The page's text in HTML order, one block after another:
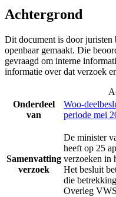
Achtergrond
Dit document is door juristen
openbaar gemaakt. Die
gevraagd om interne
informatie over dat verzoek
Onderdeel
van
Woo-
periode mei
Samenvatting
verzoek
De minister
heeft op 25
verzoeken in
Het besluit
die
Overleg